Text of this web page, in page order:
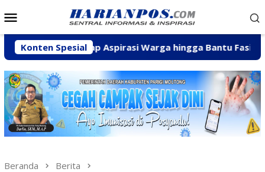
ke
Mobile
Konten Spesial
Serap Aspirasi Warga hingga Bantu Fasilitas Tempat
Beranda Berita